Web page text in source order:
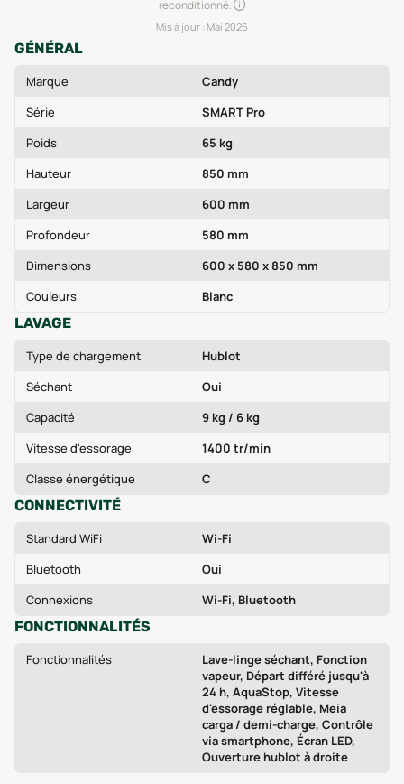
reconditionné.
Mis à jour : Mai 2026
GÉNÉRAL
Marque
Candy
Série
SMART Pro
Poids
65 kg
Hauteur
850 mm
Largeur
600 mm
Profondeur
580 mm
Dimensions
600 x 580 x 850 mm
Couleurs
Blanc
LAVAGE
Type de chargement
Hublot
Séchant
Oui
Capacité
9 kg / 6 kg
Vitesse d'essorage
1400 tr/min
Classe énergétique
C
CONNECTIVITÉ
Standard WiFi
Wi-Fi
Bluetooth
Oui
Connexions
Wi-Fi, Bluetooth
FONCTIONNALITÉS
Fonctionnalités
Lave-linge séchant, Fonction
vapeur, Départ différé jusqu'à
24 h, AquaStop, Vitesse
d'essorage réglable, Meia
carga / demi-charge, Contrôle
via smartphone, Écran LED,
Ouverture hublot à droite